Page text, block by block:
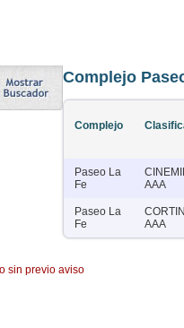
Complejo
Complejo
Paseo La
Fe
AAA
Paseo La
Fe
AAA
sin previo aviso